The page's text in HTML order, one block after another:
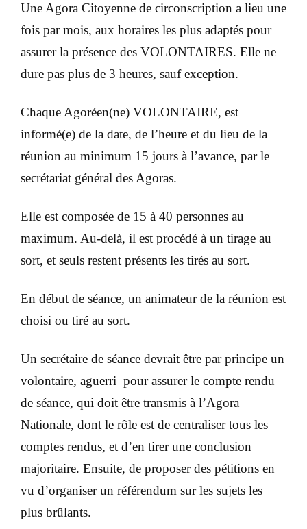
Une Agora Citoyenne de circonscription a lieu une
fois par mois, aux horaires les plus adaptés pour
assurer la présence des VOLONTAIRES. Elle ne
dure pas plus de 3 heures, sauf exception.
Chaque Agoréen(ne) VOLONTAIRE, est
informé(e) de la date, de l’heure et du lieu de la
réunion au minimum 15 jours à l’avance, par le
secrétariat général des Agoras.
Elle est composée de 15 à 40 personnes au
maximum. Au-delà, il est procédé à un tirage au
sort, et seuls restent présents les tirés au sort.
En début de séance, un animateur de la réunion est
choisi ou tiré au sort.
Un secrétaire de séance devrait être par principe un
volontaire, aguerri pour assurer le compte rendu
de séance, qui doit être transmis à l’Agora
Nationale, dont le rôle est de centraliser tous les
comptes rendus, et d’en tirer une conclusion
majoritaire. Ensuite, de proposer des pétitions en
vu d’organiser un référendum sur les sujets les
plus brûlants.